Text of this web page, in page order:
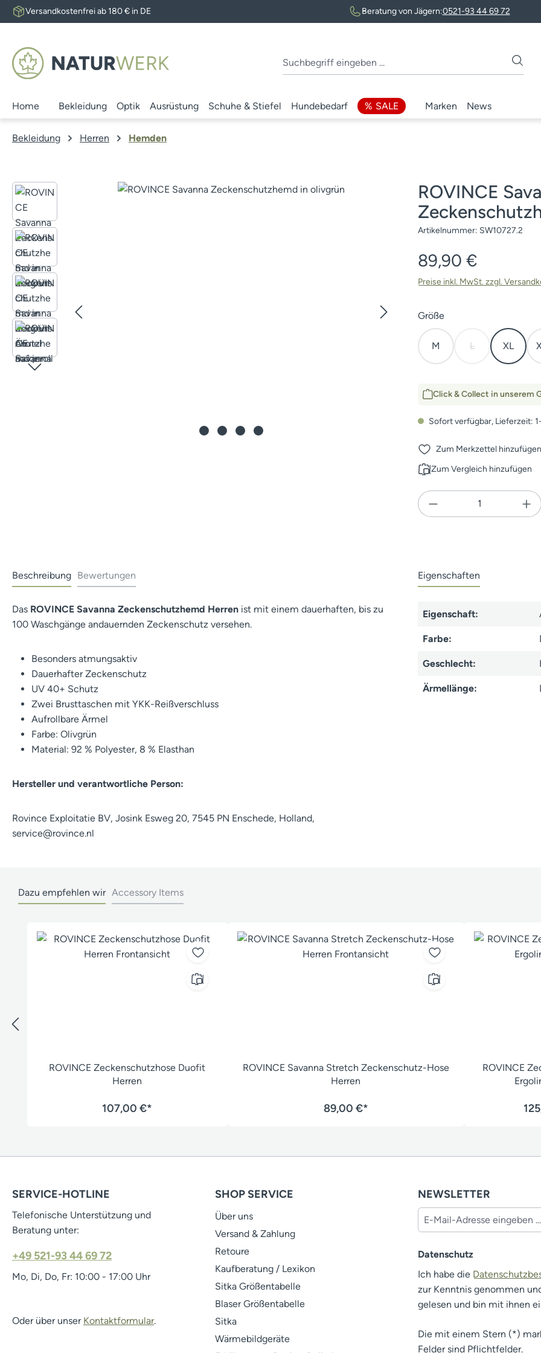
Hauptinhalt springen
Zur Suche springen
Zur Hauptnavigation springen
Versandkostenfrei ab 180 € in DE Beratung von Jägern:0521-93 44 69 72
Home Bekleidung Optik Ausrüstung Schuhe & Stiefel Hundebedarf SALE Marken News
Bekleidung Herren Hemden
Bildergalerie überspringen
ROVINCE
Artikelnummer: SW10727.2
Regulärer Preis:
89,90 €
Preise inkl. MwSt. zzgl.
Größeauswählen
M L
(Diese Option ist
XL
Click & Collect in unserem
Sofort verfügbar, Lieferzeit:
Zum Merkzettel hinzufügen
Zum Vergleich hinzufügen
Produkt Anzahl:
Beschreibung Bewertungen
Das ROVINCE Savanna Zeckenschutzhemd Herren ist mit einem dauerhaften, bis zu
100 Waschgänge andauernden Zeckenschutz versehen.
Besonders atmungsaktiv
Dauerhafter Zeckenschutz
UV 40+ Schutz
Zwei Brusttaschen mit YKK-Reißverschluss
Aufrollbare Ärmel
Farbe: Olivgrün
Material: 92 % Polyester, 8 % Elasthan
Hersteller und verantwortliche Person:
Rovince Exploitatie BV, Josink Esweg 20, 7545 PN Enschede, Holland,
service@rovince.nl
Eigenschaften
Eigenschaft:
Farbe:
Geschlecht:
Ärmellänge:
Dazu empfehlen wir Accessory Items
Produktgalerie überspringen
ROVINCE Zeckenschutzhose Duofit
Herren
107,00 €*
ROVINCE Savanna Stretch Zeckenschutz-Hose
Herren
89,00 €*
ROVINCE
SERVICE-HOTLINE
Telefonische Unterstützung und
Beratung unter:
+49 521-93 44 69 72
Mo, Di, Do, Fr: 10:00 - 17:00 Uhr
Oder über unser Kontaktformular.
SHOP SERVICE
Über uns
Versand & Zahlung
Retoure
Kaufberatung / Lexikon
Sitka Größentabelle
Blaser Größentabelle
Sitka
Wärmebildgeräte
NEWSLETTER
Datenschutz
Ich habe die
zur Kenntnis genommen
gelesen und bin mit ihnen
Die mit einem Stern (*)
Felder sind Pflichtfelder.